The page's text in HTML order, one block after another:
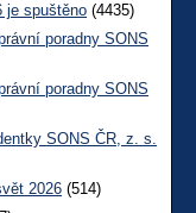
je spuštěno (4435)
poradny SONS
poradny SONS
SONS ČR, z. s.
2026 (514)